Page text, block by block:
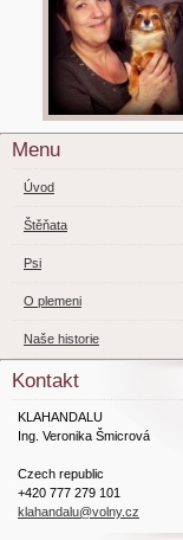
Menu
Úvod
Štěňata
Psi
O plemeni
Naše historie
Kontakt
KLAHANDALU
Ing. Veronika Šmicrová
Czech republic
+420 777 279 101
klahandalu@volny.cz